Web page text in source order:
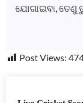
ଯୋଗାଇବା, ତେଣୁ
Post Views: